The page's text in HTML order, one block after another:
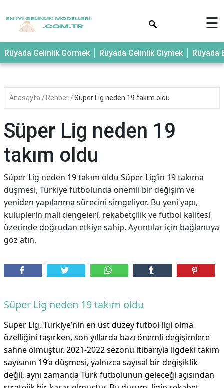
☰
Rüyada Gelinlik Görmek Rüyada Gelinlik Giymek Rüyada
Anasayfa Rehber Süper Lig neden 19 takım oldu
Süper Lig neden 19
takım oldu
Süper Lig neden 19 takım oldu Süper Lig’in 19 takıma
düşmesi, Türkiye futbolunda önemli bir değişim ve
yeniden yapılanma sürecini simgeliyor. Bu yeni yapı,
kulüplerin mali dengeleri, rekabetçilik ve futbol kalitesi
üzerinde doğrudan etkiye sahip. Ayrıntılar için bağlantıya
göz atın.
Süper Lig neden 19 takım oldu
Süper Lig, Türkiye’nin en üst düzey futbol ligi olma
özelliğini taşırken, son yıllarda bazı önemli değişimlere
sahne olmuştur. 2021-2022 sezonu itibarıyla ligdeki takım
sayısının 19’a düşmesi, yalnızca sayısal bir değişiklik
değil, aynı zamanda Türk futbolunun geleceği açısından